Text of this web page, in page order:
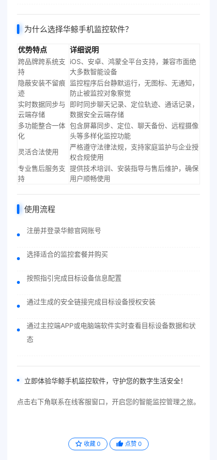
为什么选择华鲸手机监控软件？
优势特点 详细说明
跨品牌跨系统支
持
iOS、安卓、鸿蒙全平台支持，兼容市面绝
大多数智能设备
隐蔽安装不留痕
迹
监控程序后台静默运行，无图标、无通知，
防止被监控对象察觉
实时数据同步与
云端存储
即时同步聊天记录、定位轨迹、通话记录，
数据安全云端存储
多功能整合一体
化
包含屏幕同步、定位、聊天备份、远程摄像
头等多样化监控功能
灵活合法使用
严格遵守法律法规，支持家庭监护与企业授
权合规使用
专业售后服务支
持
提供技术培训、安装指导与售后维护，确保
用户顺畅使用
使用流程
注册并登录华鲸官网账号
选择适合的监控套餐并购买
按照指引完成目标设备信息配置
通过生成的安全链接完成目标设备授权安装
通过主控端APP或电脑端软件实时查看目标设备数据和状
态
立即体验华鲸手机监控软件，守护您的数字生活安全！
点击右下角联系在线客服窗口，开启您的智能监控管理之旅。
收藏 0 点赞 0